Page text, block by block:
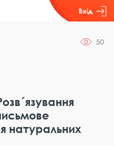
Вхід
50
натуральних